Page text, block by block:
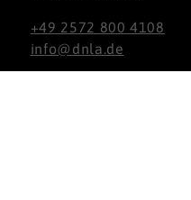
+49 2572 800 4108
info@dnla.de